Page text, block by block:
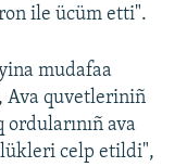
ile ücüm etti".
mudafaa
Ava quvetleriniñ
ava
celp etildi",